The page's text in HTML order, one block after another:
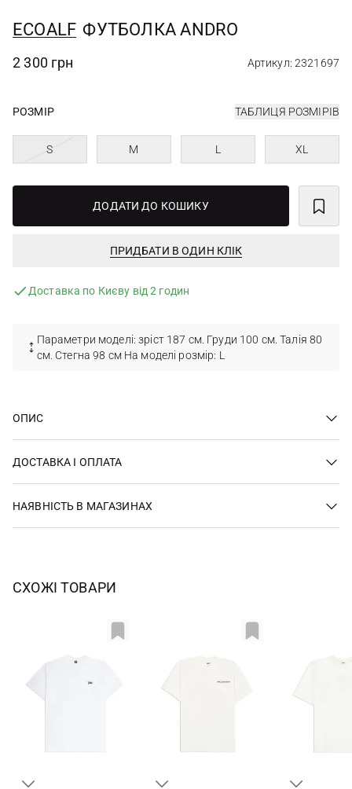
ECOALF ФУТБОЛКА ANDRO
2 300 грн Артикул: 2321697
РОЗМІР ТАБЛИЦЯ РОЗМІРІВ
S M L XL
ДОДАТИ ДО КОШИКУ
ПРИДБАТИ В ОДИН КЛІК
Доставка по Києву від 2 годин
Параметри моделі: зріст 187 см. Груди 100 см. Талія 80
см. Стегна 98 см На моделі розмір: L
ОПИС
ДОСТАВКА І ОПЛАТА
НАЯВНІСТЬ В МАГАЗИНАХ
СХОЖІ ТОВАРИ